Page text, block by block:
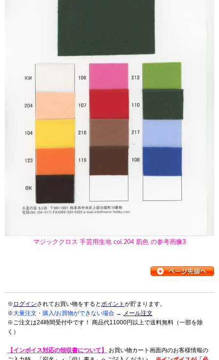
マジッククロス 手芸用生地 col.204 肌色 の参考画像3
※ ログインされてお買い物をするとポイント が貯まります。
※大量注文・購入/お買物ができない場合 → メール注文
※ご注文は24時間受付中です！ 商品代11000円以上で送料無料（一部を除
く）
【インボイス対応の領収書について】
お買い物カート画面内のお客様情報の